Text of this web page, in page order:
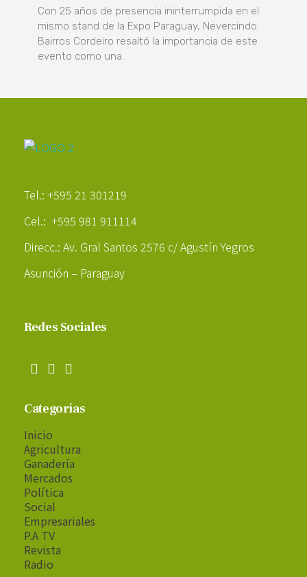
Con 25 años de presencia ininterrumpida en el
mismo stand de la Expo Paraguay, Nevercindo
Bairros Cordeiro resaltó la importancia de este
evento como una
Tel.: +595 21 301219
Cel.: +595 981 911114
Direcc.: Av. Gral Santos 2576 c/ Agustín Yegros
Asunción – Paraguay
Redes Sociales
Categorías
Inicio
Agricultura
Ganadería
Mercados
Política
Social
Empresariales
P.A TV
Revista
Radio